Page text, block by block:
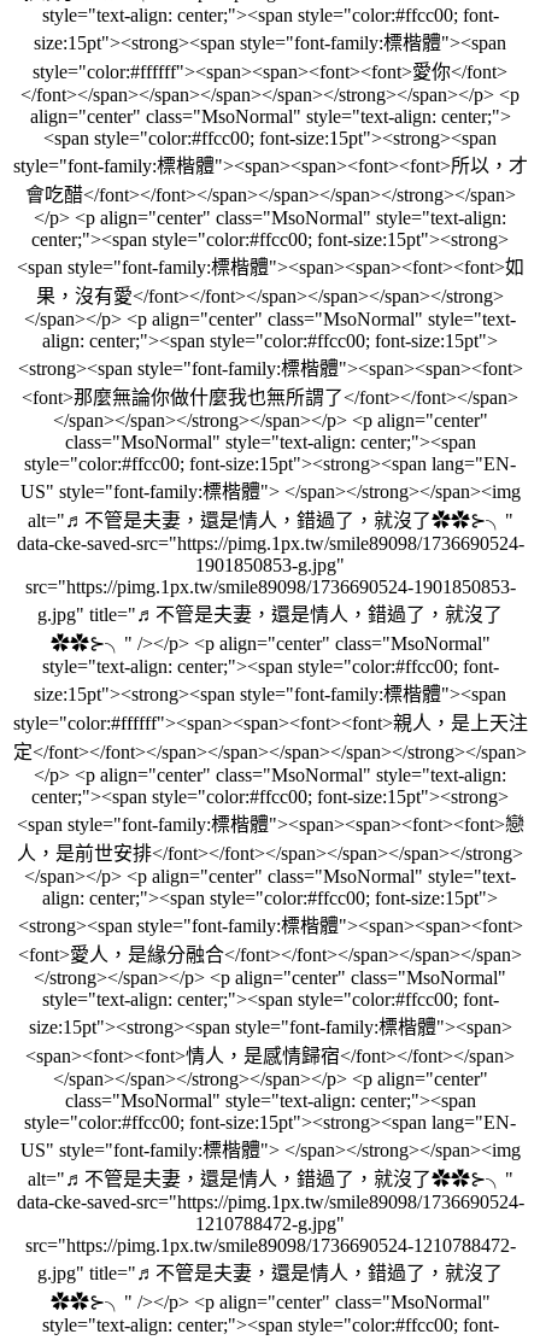
style="text-align: center;"><span style="color:#ffcc00; font-
size:15pt"><strong><span style="font-family:標楷體"><span
style="color:#ffffff"><span><span><font><font>愛你</font>
</font></span></span></span></span></strong></span></p> <p
align="center" class="MsoNormal" style="text-align: center;">
<span style="color:#ffcc00; font-size:15pt"><strong><span
style="font-family:標楷體"><span><span><font><font>所以，才
會吃醋</font></font></span></span></span></strong></span>
</p> <p align="center" class="MsoNormal" style="text-align:
center;"><span style="color:#ffcc00; font-size:15pt"><strong>
<span style="font-family:標楷體"><span><span><font><font>如
果，沒有愛</font></font></span></span></span></strong>
</span></p> <p align="center" class="MsoNormal" style="text-
align: center;"><span style="color:#ffcc00; font-size:15pt">
<strong><span style="font-family:標楷體"><span><span><font>
<font>那麼無論你做什麼我也無所謂了</font></font></span>
</span></span></strong></span></p> <p align="center"
class="MsoNormal" style="text-align: center;"><span
style="color:#ffcc00; font-size:15pt"><strong><span lang="EN-
US" style="font-family:標楷體"> </span></strong></span><img
alt="♬不管是夫妻，還是情人，錯過了，就沒了✿✿⊱╮"
data-cke-saved-src="https://pimg.1px.tw/smile89098/1736690524-
1901850853-g.jpg"
src="https://pimg.1px.tw/smile89098/1736690524-1901850853-
g.jpg" title="♬不管是夫妻，還是情人，錯過了，就沒了
✿✿⊱╮" /></p> <p align="center" class="MsoNormal"
style="text-align: center;"><span style="color:#ffcc00; font-
size:15pt"><strong><span style="font-family:標楷體"><span
style="color:#ffffff"><span><span><font><font>親人，是上天注
定</font></font></span></span></span></span></strong></span>
</p> <p align="center" class="MsoNormal" style="text-align:
center;"><span style="color:#ffcc00; font-size:15pt"><strong>
<span style="font-family:標楷體"><span><span><font><font>戀
人，是前世安排</font></font></span></span></span></strong>
</span></p> <p align="center" class="MsoNormal" style="text-
align: center;"><span style="color:#ffcc00; font-size:15pt">
<strong><span style="font-family:標楷體"><span><span><font>
<font>愛人，是緣分融合</font></font></span></span></span>
</strong></span></p> <p align="center" class="MsoNormal"
style="text-align: center;"><span style="color:#ffcc00; font-
size:15pt"><strong><span style="font-family:標楷體"><span>
<span><font><font>情人，是感情歸宿</font></font></span>
</span></span></strong></span></p> <p align="center"
class="MsoNormal" style="text-align: center;"><span
style="color:#ffcc00; font-size:15pt"><strong><span lang="EN-
US" style="font-family:標楷體"> </span></strong></span><img
alt="♬不管是夫妻，還是情人，錯過了，就沒了✿✿⊱╮"
data-cke-saved-src="https://pimg.1px.tw/smile89098/1736690524-
1210788472-g.jpg"
src="https://pimg.1px.tw/smile89098/1736690524-1210788472-
g.jpg" title="♬不管是夫妻，還是情人，錯過了，就沒了
✿✿⊱╮" /></p> <p align="center" class="MsoNormal"
style="text-align: center;"><span style="color:#ffcc00; font-